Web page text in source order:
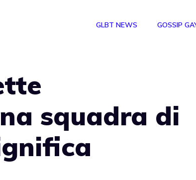
GLBT NEWS GOSSIP
squadra di